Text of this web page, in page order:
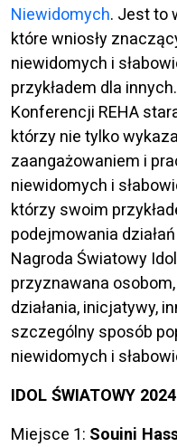
Niewidomych. Jest to
które wniosły
niewidomych i
przykładem dla
Konferencji REHA
którzy nie tylko
zaangażowaniem i
niewidomych i
którzy swoim
podejmowania
Nagroda Światowy
przyznawana
działania, inicjatywy,
szczególny sposób
niewidomych i
IDOL ŚWIATOWY 2024
Miejsce 1: Souini